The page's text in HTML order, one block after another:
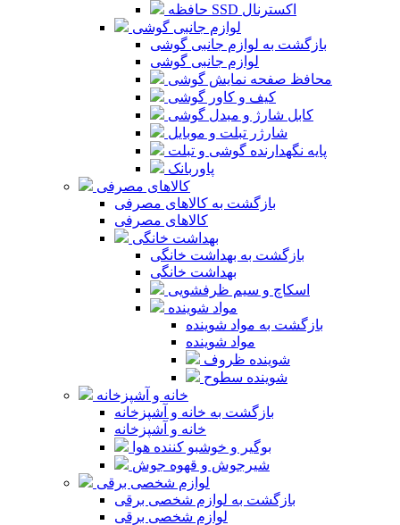
حافظه SSD اکسترنال
لوازم جانبی گوشی
بازگشت به لوازم جانبی گوشی
لوازم جانبی گوشی
محافظ صفحه نمایش گوشی
کیف و کاور گوشی
کابل شارژ و مبدل گوشی
شارژر تبلت و موبایل
پایه نگهدارنده گوشی و تبلت
پاوربانک
کالاهای مصرفی
بازگشت به کالاهای مصرفی
کالاهای مصرفی
بهداشت خانگی
بازگشت به بهداشت خانگی
بهداشت خانگی
اسکاچ و سیم ظرفشویی
مواد شوینده
بازگشت به مواد شوینده
مواد شوینده
شوینده ظروف
شوینده سطوح
خانه و آشپزخانه
بازگشت به خانه و آشپزخانه
خانه و آشپزخانه
بوگیر و خوشبو کننده هوا
شیرجوش و قهوه جوش
لوازم شخصی برقی
بازگشت به لوازم شخصی برقی
لوازم شخصی برقی